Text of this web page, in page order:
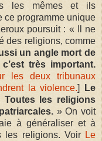
les mêmes et ils
ce programme unique
poursuit : « Il ne
des religions, comme
un angle mort de
très important.
les deux tribunaux
la violence.
Le
Toutes les religions
» On voit
à généraliser et à
les religions. Voir Le